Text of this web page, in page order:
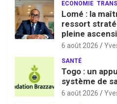
ECONOMIE
Lomé : la
ressort
pleine
6 août 2026
SANTÉ
Togo : un
système de
6 août 2026